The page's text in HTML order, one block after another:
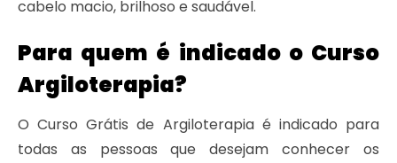
cabelo macio, brilhoso e saudável.
Para quem é indicado o Curso
Argiloterapia?
O Curso Grátis de Argiloterapia é indicado para
todas as pessoas que desejam conhecer os